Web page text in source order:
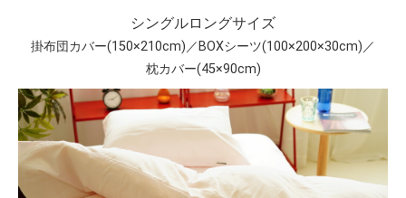
シングルロングサイズ
掛布団カバー(150×210cm)／BOXシーツ(100×200×30cm)／
枕カバー(45×90cm)